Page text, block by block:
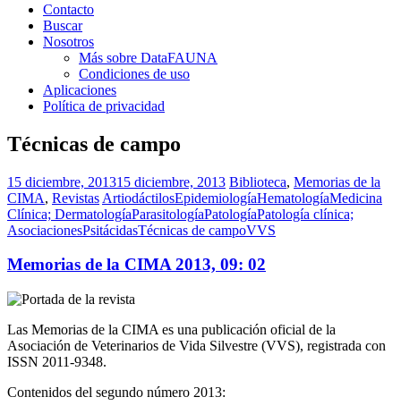
Contacto
Buscar
Nosotros
Más sobre DataFAUNA
Condiciones de uso
Aplicaciones
Política de privacidad
Técnicas de campo
15 diciembre, 201315 diciembre, 2013 Biblioteca, Memorias de la
CIMA, Revistas ArtiodáctilosEpidemiologíaHematologíaMedicina
Clínica; DermatologíaParasitologíaPatologíaPatología clínica;
AsociacionesPsitácidasTécnicas de campoVVS
Memorias de la CIMA 2013, 09: 02
Las Memorias de la CIMA es una publicación oficial de la
Asociación de Veterinarios de Vida Silvestre (VVS), registrada con
ISSN 2011-9348.
Contenidos del segundo número 2013: